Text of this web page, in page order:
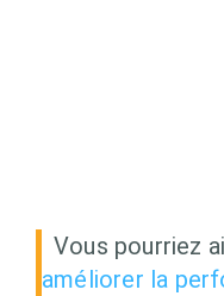
Vous pourriez
améliorer la